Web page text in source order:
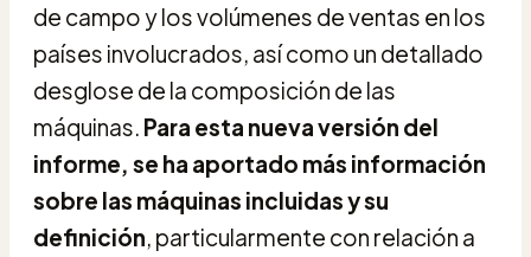
de campo y los volúmenes de ventas en los
países involucrados, así como un detallado
desglose de la composición de las
máquinas. Para esta nueva versión del
informe, se ha aportado más información
sobre las máquinas incluidas y su
definición, particularmente con relación a